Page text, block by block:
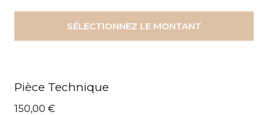
SÉLECTIONNEZ LE MONTANT
Pièce Technique
150,00 €